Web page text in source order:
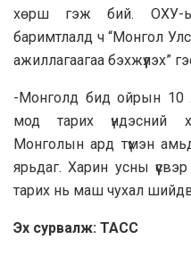
хөрш гэж бий. ОХУ-
баримтлалд ч “Монгол
ажиллагаагаа бэхжүүлэх”
-Монголд бид ойрын 10
мод тарих үндэсний
Монголын ард түмэн
ярьдаг. Харин усны
тарих нь маш чухал
Эх сурвалж: ТАСС